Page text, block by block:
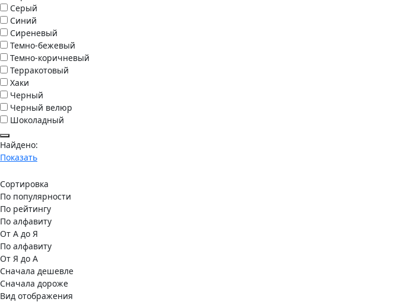
Серый
Синий
Сиреневый
Темно-бежевый
Темно-коричневый
Терракотовый
Хаки
Черный
Черный велюр
Шоколадный
Найдено:
Показать
Сортировка
По популярности
По рейтингу
По алфавиту
От А до Я
По алфавиту
От Я до А
Сначала дешевле
Сначала дороже
Вид отображения